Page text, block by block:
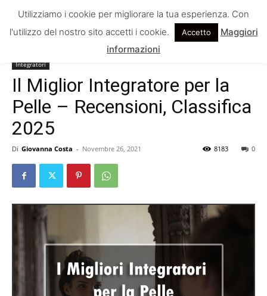
Integratori
Il Miglior Integratore per la
Pelle – Recensioni, Classifica
2025
Di Giovanna Costa - Novembre 26, 2021 0
8183
Utilizziamo i cookie per migliorare la tua esperienza. Con
l'utilizzo del nostro sito accetti i cookie.
Accetto
Maggiori
informazioni